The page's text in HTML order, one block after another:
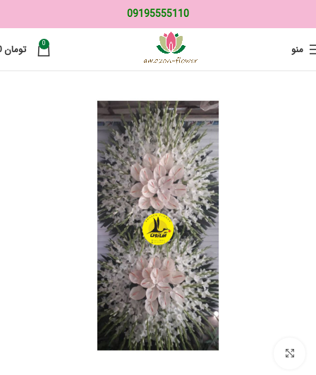
09195555110
منو 0 تومان0
برای بزرگنمایی کلیک کنید